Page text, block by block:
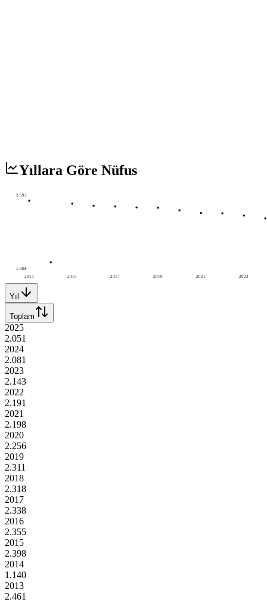
Yıllara Göre Nüfus
2013 2015 2017 2019 2021 2023
2.593
1.008
Yıl
Toplam
2025
2.051
2024
2.081
2023
2.143
2022
2.191
2021
2.198
2020
2.256
2019
2.311
2018
2.318
2017
2.338
2016
2.355
2015
2.398
2014
1.140
2013
2.461